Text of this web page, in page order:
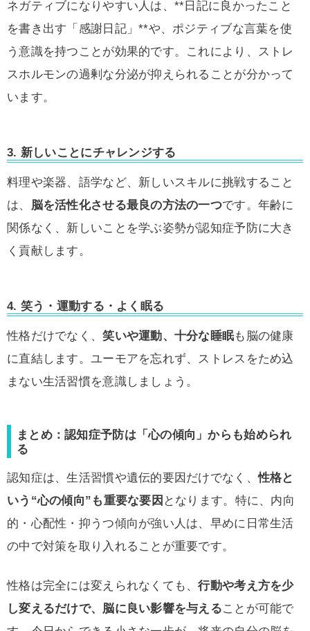
ネガティブになりやすい人は、**日記に良かったこと
を書き出す「感謝日記」**や、ポジティブな言葉を使
う意識を持つことが効果的です。これにより、ストレ
スホルモンの過剰な分泌が抑えられることが分かって
います。
3. 新しいことにチャレンジする
料理や楽器、語学など、新しいスキルに挑戦すること
は、 脳を活性化させる最良の方法の一つです。年齢に
関係なく、新しいことを学ぶ姿勢が認知症予防に大き
く貢献します。
4. 笑う・運動する・よく眠る
性格だけでなく、笑いや運動、十分な睡眠も脳の健康
に直結します。ユーモアを忘れず、ストレスをため込
まない生活習慣を意識しましょう。
まとめ：認知症予防は「心の傾向」からも始められ
る
認知症は、生活習慣や遺伝的要因だけでなく、性格と
いう“心の傾向”も重要な要因 となります。特に、内向
的・心配性・抑うつ傾向が強い人は、早めに日常生活
の中で対策を取り入れることが重要です。
性格は完全には変えられなくても、行動や考え方を少
し変えるだけで、脳に良い影響を与えることが可能で